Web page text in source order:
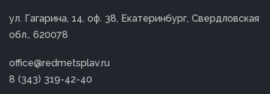
ул. Гагарина, 14, оф. 38, Екатеринбург, Свердловская
обл., 620078
office@redmetsplav.ru
8 (343) 319-42-40